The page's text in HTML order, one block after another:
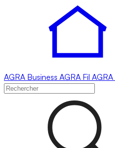
AGRA Business AGRA Fil AGRA